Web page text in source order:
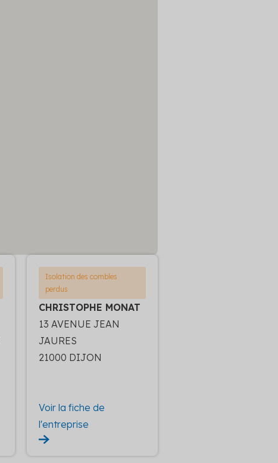
Isolation des combles
perdus
CHRISTOPHE MONAT
13 AVENUE JEAN
JAURES
21000 DIJON
Voir la fiche de
l'entreprise